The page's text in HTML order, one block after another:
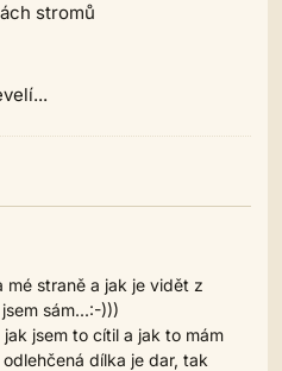
stromů
mé straně a jak je vidět z
sám...:-)))
jsem to cítil a jak to mám
dílka je dar, tak